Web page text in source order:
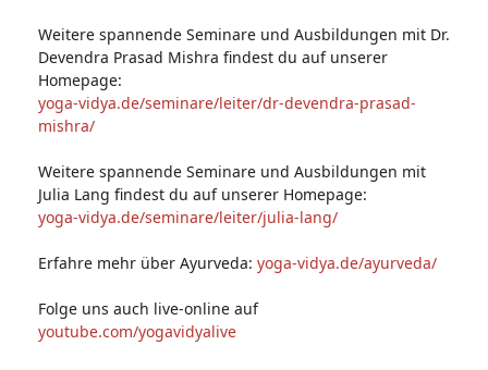
Weitere spannende Seminare und Ausbildungen mit Dr.
Devendra Prasad Mishra findest du auf unserer
Homepage:
yoga-vidya.de/seminare/leiter/dr-devendra-prasad-
mishra/
Weitere spannende Seminare und Ausbildungen mit
Julia Lang findest du auf unserer Homepage:
yoga-vidya.de/seminare/leiter/julia-lang/
Erfahre mehr über Ayurveda: yoga-vidya.de/ayurveda/
Folge uns auch live-online auf
youtube.com/yogavidyalive